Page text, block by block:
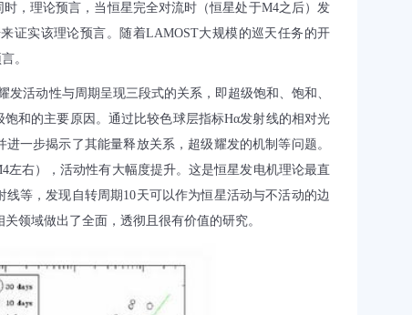
，理论预言，当恒星完全对流时（恒星处于M4之后）发
证实该理论预言。随着LAMOST大规模的巡天任务的开
。
活动性与周期呈现三段式的关系，即超级饱和、饱和、
和的主要原因。通过比较色球层指标Hα发射线的相对光
一步揭示了其能量释放关系，超级耀发的机制等问题。
左右），活动性有大幅度提升。这是恒星发电机理论最直
线等，发现自转周期10天可以作为恒星活动与不活动的边
领域做出了全面，透彻且 很有价值的研究。